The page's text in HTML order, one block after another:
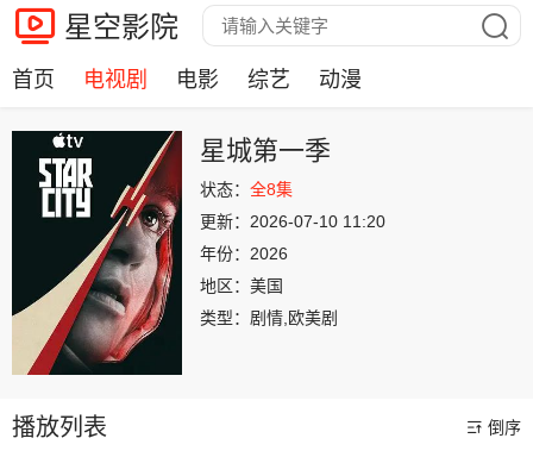
星空影院
首页 电视剧 电影 综艺 动漫
星城第一季
状态： 全8集
更新： 2026-07-10 11:20
年份： 2026
地区： 美国
类型： 剧情,欧美剧
播放列表 倒序